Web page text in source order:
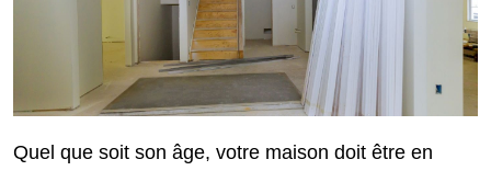
Quel que soit son âge, votre maison doit être en